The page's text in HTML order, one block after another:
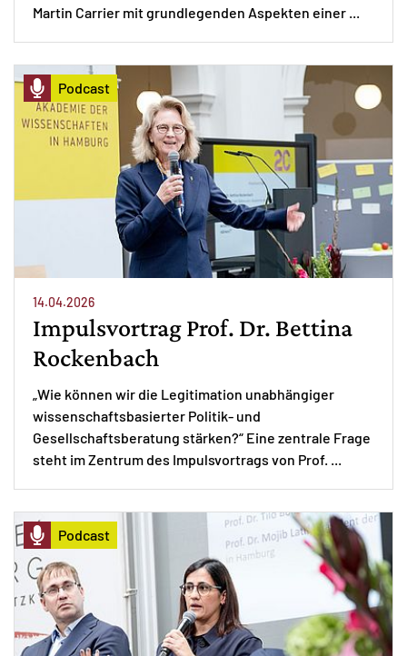
Martin Carrier mit grundlegenden Aspekten einer ...
Podcast
14.04.2026
Impulsvortrag Prof. Dr. Bettina
Rockenbach
„Wie können wir die Legitimation unabhängiger
wissenschaftsbasierter Politik- und
Gesellschaftsberatung stärken?“ Eine zentrale Frage
steht im Zentrum des Impulsvortrags von Prof. ...
Podcast